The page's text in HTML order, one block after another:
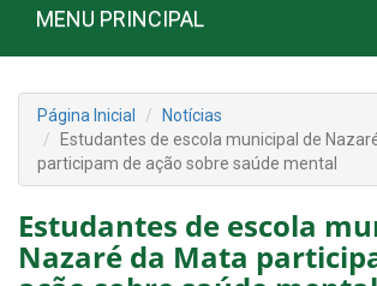
MENU PRINCIPAL
Página Inicial
Notícias
Estudantes de escola municipal de
participam de ação sobre saúde mental
Estudantes de escola
Nazaré da Mata